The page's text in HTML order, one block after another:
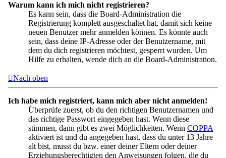
Warum kann ich mich nicht registrieren?
Es kann sein, dass die Board-Administration die
Registrierung komplett ausgeschaltet hat, damit sich keine
neuen Benutzer mehr anmelden können. Es könnte auch
sein, dass deine IP-Adresse oder der Benutzername, mit
dem du dich registrieren möchtest, gesperrt wurden. Um
Hilfe zu erhalten, wende dich an die Board-Administration.
Nach oben
Ich habe mich registriert, kann mich aber nicht anmelden!
Überprüfe zuerst, ob du den richtigen Benutzernamen und
das richtige Passwort eingegeben hast. Wenn diese
stimmen, dann gibt es zwei Möglichkeiten. Wenn COPPA
aktiviert ist und du angegeben hast, dass du unter 13 Jahre
alt bist, musst du bzw. einer deiner Eltern oder deiner
Erziehungsberechtigten den Anweisungen folgen, die du